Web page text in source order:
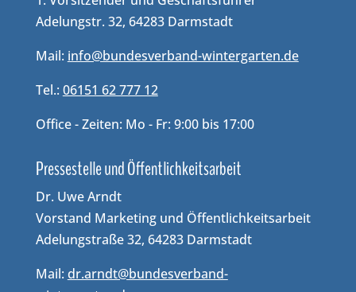
Adelungstr. 32, 64283 Darmstadt
Mail: info@bundesverband-wintergarten.de
Tel.: 06151 62 777 12
Office - Zeiten: Mo - Fr: 9:00 bis 17:00
Pressestelle und Öffentlichkeitsarbeit
Dr. Uwe Arndt
Vorstand Marketing und Öffentlichkeitsarbeit
Adelungstraße 32, 64283 Darmstadt
Mail: dr.arndt@bundesverband-